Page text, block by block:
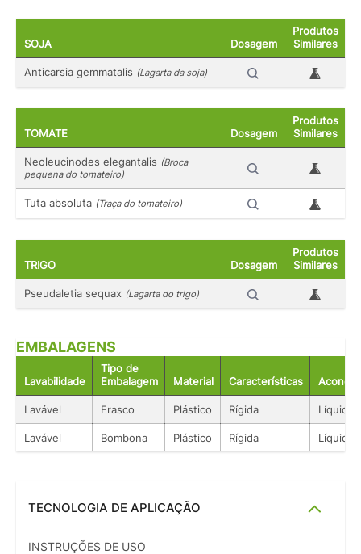
SOJA Dosagem
Produtos
Similares
Anticarsia gemmatalis (Lagarta da soja)
TOMATE Dosagem
Produtos
Similares
Neoleucinodes elegantalis (Broca
pequena do tomateiro)
Tuta absoluta (Traça do tomateiro)
TRIGO Dosagem
Produtos
Similares
Pseudaletia sequax (Lagarta do trigo)
EMBALAGENS
Lavabilidade
Tipo de
Embalagem
Material Características
Lavável Frasco Plástico Rígida Líquido
Lavável Bombona Plástico Rígida Líquido
TECNOLOGIA DE APLICAÇÃO
INSTRUÇÕES DE USO